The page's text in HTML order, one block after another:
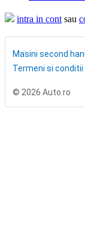
intra in cont sau
Masini second
Termeni si conditii
© 2026 Auto.ro